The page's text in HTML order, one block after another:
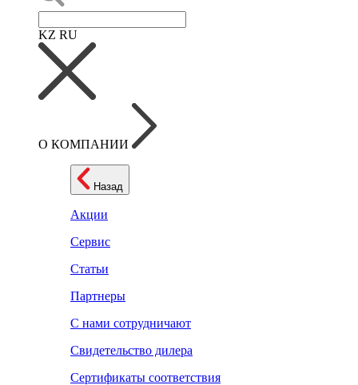
KZ RU
О КОМПАНИИ
Назад
Акции
Сервис
Статьи
Партнеры
С нами сотрудничают
Свидетельство дилера
Сертификаты соответствия